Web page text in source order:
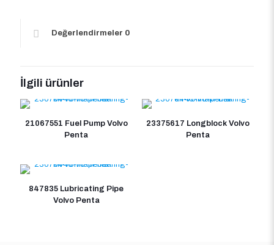
Değerlendirmeler 0
İlgili ürünler
21067551 Fuel Pump Volvo
Penta
23375617 Longblock Volvo
Penta
847835 Lubricating Pipe
Volvo Penta